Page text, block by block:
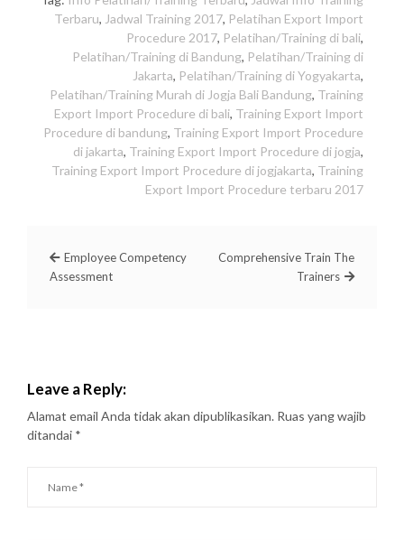
Terbaru, Jadwal Training 2017, Pelatihan Export Import
Procedure 2017, Pelatihan/Training di bali,
Pelatihan/Training di Bandung, Pelatihan/Training di
Jakarta, Pelatihan/Training di Yogyakarta,
Pelatihan/Training Murah di Jogja Bali Bandung, Training
Export Import Procedure di bali, Training Export Import
Procedure di bandung, Training Export Import Procedure
di jakarta, Training Export Import Procedure di jogja,
Training Export Import Procedure di jogjakarta, Training
Export Import Procedure terbaru 2017
Employee Competency
Assessment
Comprehensive Train The
Trainers
Leave a Reply:
Alamat email Anda tidak akan dipublikasikan. Ruas yang wajib
ditandai *